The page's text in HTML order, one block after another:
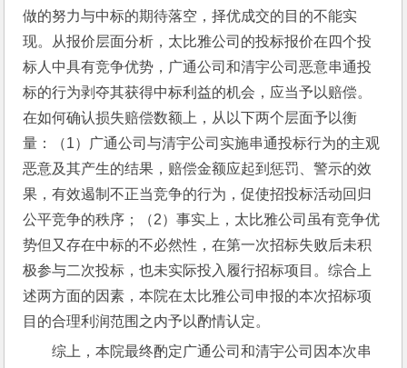
做的努力与中标的期待落空，择优成交的目的不能实
现。从报价层面分析，太比雅公司的投标报价在四个投
标人中具有竞争优势，广通公司和清宇公司恶意串通投
标的行为剥夺其获得中标利益的机会，应当予以赔偿。
在如何确认损失赔偿数额上，从以下两个层面予以衡
量：（1）广通公司与清宇公司实施串通投标行为的主观
恶意及其产生的结果，赔偿金额应起到惩罚、警示的效
果，有效遏制不正当竞争的行为，促使招投标活动回归
公平竞争的秩序；（2）事实上，太比雅公司虽有竞争优
势但又存在中标的不必然性，在第一次招标失败后未积
极参与二次投标，也未实际投入履行招标项目。综合上
述两方面的因素，本院在太比雅公司申报的本次招标项
目的合理利润范围之内予以酌情认定。
综上，本院最终酌定广通公司和清宇公司因本次串